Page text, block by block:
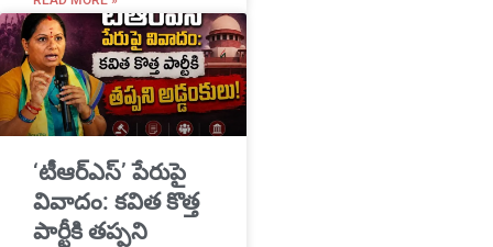
‘టీఆర్ఎస్’ పేరుపై
వివాదం: కవిత కొత్త
పార్టీకి తప్పని